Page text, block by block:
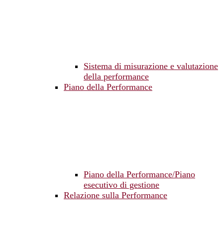
Sistema di misurazione e valutazione
della performance
Piano della Performance
Piano della Performance/Piano
esecutivo di gestione
Relazione sulla Performance